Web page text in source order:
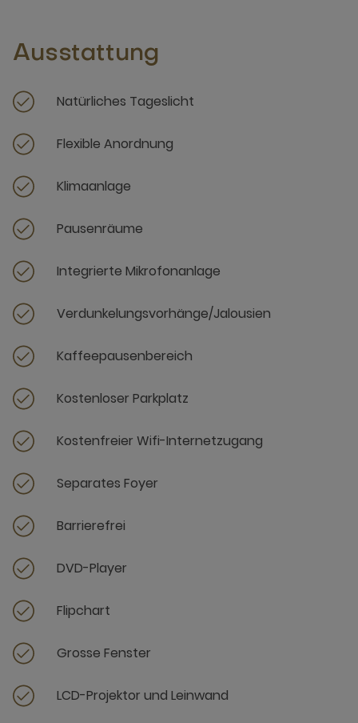
Ausstattung
Natürliches Tageslicht
Flexible Anordnung
Klimaanlage
Pausenräume
Integrierte Mikrofonanlage
Verdunkelungsvorhänge/Jalousien
Kaffeepausenbereich
Kostenloser Parkplatz
Kostenfreier Wifi-Internetzugang
Separates Foyer
Barrierefrei
DVD-Player
Flipchart
Grosse Fenster
LCD-Projektor und Leinwand